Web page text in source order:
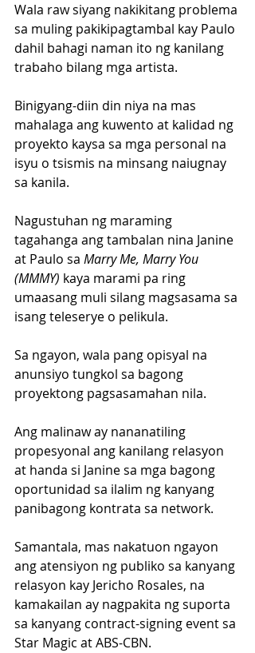
Wala raw siyang nakikitang problema
sa muling pakikipagtambal kay Paulo
dahil bahagi naman ito ng kanilang
trabaho bilang mga artista.
Binigyang-diin din niya na mas
mahalaga ang kuwento at kalidad ng
proyekto kaysa sa mga personal na
isyu o tsismis na minsang naiugnay
sa kanila.
Nagustuhan ng maraming
tagahanga ang tambalan nina Janine
at Paulo sa Marry Me, Marry You
(MMMY) kaya marami pa ring
umaasang muli silang magsasama sa
isang teleserye o pelikula.
Sa ngayon, wala pang opisyal na
anunsiyo tungkol sa bagong
proyektong pagsasamahan nila.
Ang malinaw ay nananatiling
propesyonal ang kanilang relasyon
at handa si Janine sa mga bagong
oportunidad sa ilalim ng kanyang
panibagong kontrata sa network.
Samantala, mas nakatuon ngayon
ang atensiyon ng publiko sa kanyang
relasyon kay Jericho Rosales, na
kamakailan ay nagpakita ng suporta
sa kanyang contract-signing event sa
Star Magic at ABS-CBN.